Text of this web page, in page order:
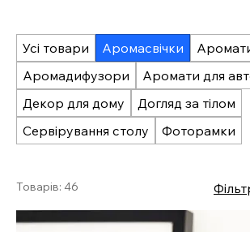
Усі товари Аромасвічки
Аромадифузори
Аромати для
Декор для дому
Догляд за тілом
Сервірування столу
Фоторамки
Товарів: 46